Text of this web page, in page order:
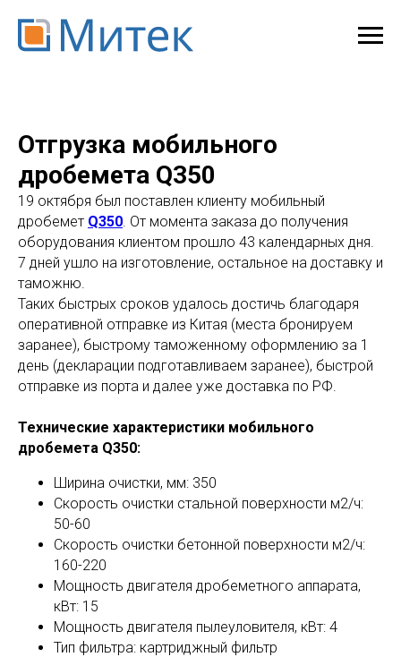
Отгрузка мобильного
дробемета Q350
19 октября был поставлен клиенту мобильный
дробемет Q350. От момента заказа до получения
оборудования клиентом прошло 43 календарных дня.
7 дней ушло на изготовление, остальное на доставку и
таможню.
Таких быстрых сроков удалось достичь благодаря
оперативной отправке из Китая (места бронируем
заранее), быстрому таможенному оформлению за 1
день (декларации подготавливаем заранее), быстрой
отправке из порта и далее уже доставка по РФ.
Технические характеристики мобильного
дробемета Q350:
Ширина очистки, мм: 350
Скорость очистки стальной поверхности м2/ч:
50-60
Скорость очистки бетонной поверхности м2/ч:
160-220
Мощность двигателя дробеметного аппарата,
кВт: 15
Мощность двигателя пылеуловителя, кВт: 4
Тип фильтра: картриджный фильтр